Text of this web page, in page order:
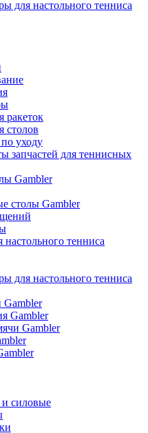
для настольного тенниса
ракеток
столов
уходу
запчастей для теннисных
Gambler
столы Gambler
настольного тенниса
для настольного тенниса
Gambler
Gambler
Gambler
силовые